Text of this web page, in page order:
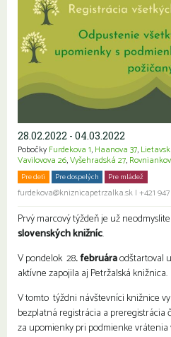
28.02.2022 - 04.03.2022
Pobočky Furdekova 1, Haanova 37,
Vavilovova 26,Vyšehradská 27,
Pre deti Pre dospelých Pre mládež
furdekova@kniznicapetrzalka.sk | +421
Prvý marcový týždeň je už
slovenských knižníc.
V pondelok 28. februáraodštartoval
aktívne zapojila aj Petržalská knižnica.
V tomto týždni návštevníci knižnice
bezplatná registrácia a preregistrácia
za upomienky pri podmienke